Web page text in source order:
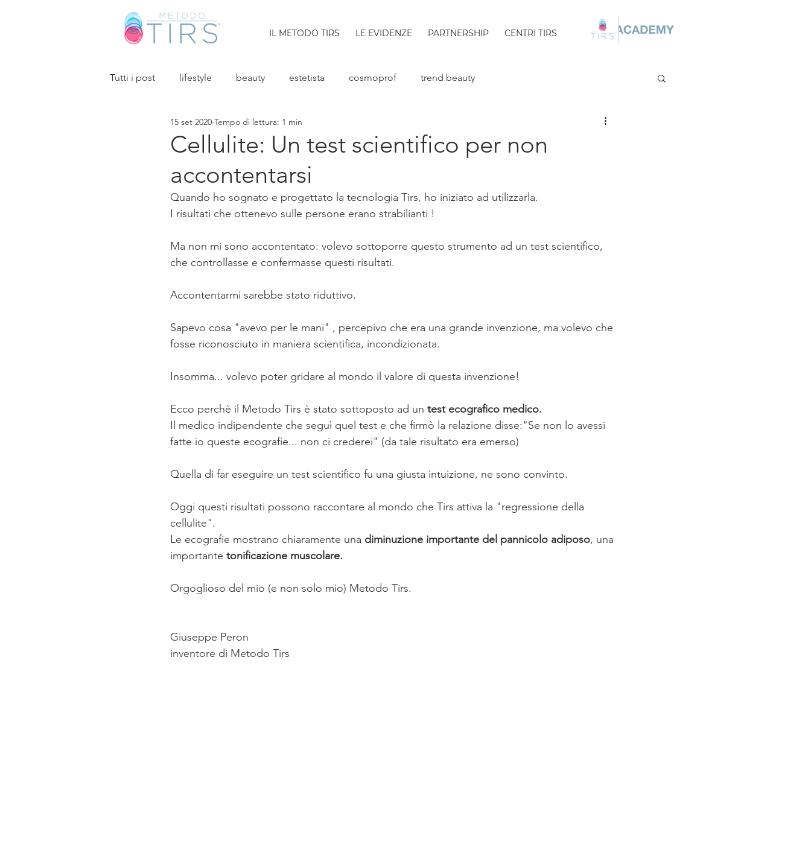
IL METODO TIRS LE EVIDENZE PARTNERSHIP CENTRI TIRS
Tutti i post lifestyle beauty estetista cosmoprof trend beauty
Cellulite: Un test scientifico per non
accontentarsi
15 set 2020 Tempo di lettura: 1 min
Quando ho sognato e progettato la tecnologia Tirs, ho iniziato ad utilizzarla.
I risultati che ottenevo sulle persone erano strabilianti !
Ma non mi sono accontentato: volevo sottoporre questo strumento ad un test scientifico,
che controllasse e confermasse questi risultati.
Accontentarmi sarebbe stato riduttivo.
Sapevo cosa "avevo per le mani" , percepivo che era una grande invenzione, ma volevo che
fosse riconosciuto in maniera scientifica, incondizionata.
Insomma... volevo poter gridare al mondo il valore di questa invenzione!
Ecco perchè il Metodo Tirs è stato sottoposto ad un test ecografico medico.
Il medico indipendente che seguì quel test e che firmò la relazione disse:"Se non lo avessi
fatte io queste ecografie... non ci crederei" (da tale risultato era emerso)
Quella di far eseguire un test scientifico fu una giusta intuizione, ne sono convinto.
Oggi questi risultati possono raccontare al mondo che Tirs attiva la "regressione della
cellulite".
Le ecografie mostrano chiaramente una diminuzione importante del pannicolo adiposo, una
importante tonificazione muscolare.
Orgoglioso del mio (e non solo mio) Metodo Tirs.
Giuseppe Peron
inventore di Metodo Tirs